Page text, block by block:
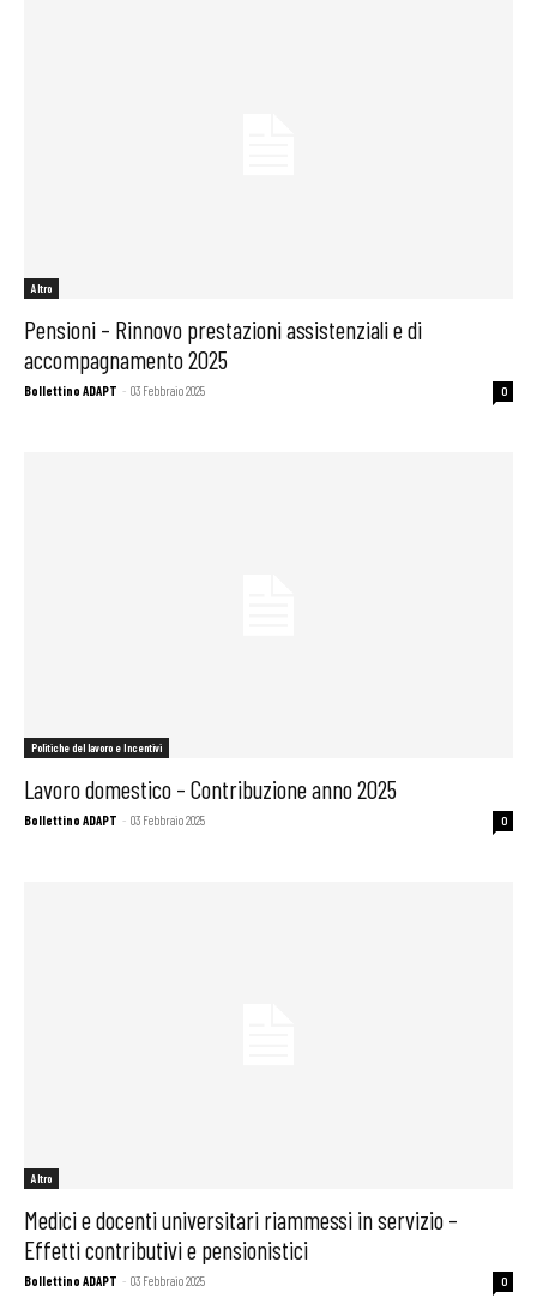
Altro
Pensioni – Rinnovo prestazioni assistenziali e di
accompagnamento 2025
Bollettino ADAPT - 03 Febbraio 2025 0
Politiche del lavoro e Incentivi
Lavoro domestico – Contribuzione anno 2025
Bollettino ADAPT - 03 Febbraio 2025 0
Altro
Medici e docenti universitari riammessi in servizio –
Effetti contributivi e pensionistici
Bollettino ADAPT - 03 Febbraio 2025 0